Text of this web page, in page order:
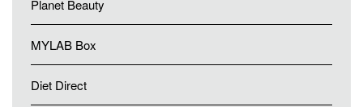
Planet Beauty
MYLAB Box
Diet Direct